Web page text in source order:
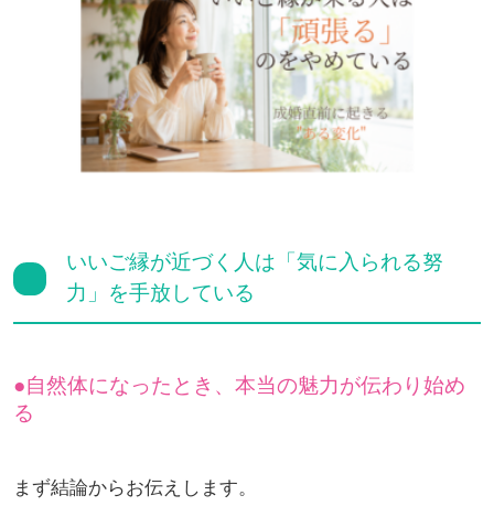
いいご縁が近づく人は「気に入られる努
力」を手放している
自然体になったとき、本当の魅力が伝わり始め
る
まず結論からお伝えします。